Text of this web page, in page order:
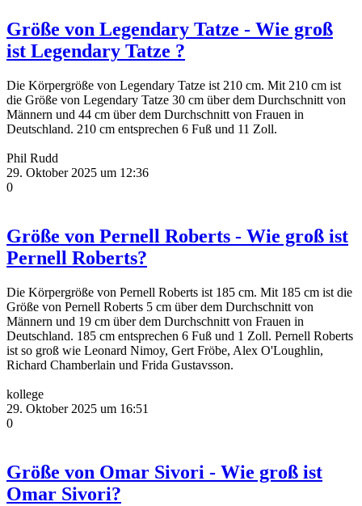
Größe von Legendary Tatze - Wie groß
ist Legendary Tatze ?
Die Körpergröße von Legendary Tatze ist 210 cm. Mit 210 cm ist
die Größe von Legendary Tatze 30 cm über dem Durchschnitt von
Männern und 44 cm über dem Durchschnitt von Frauen in
Deutschland. 210 cm entsprechen 6 Fuß und 11 Zoll.
Phil Rudd
29. Oktober 2025 um 12:36
0
Größe von Pernell Roberts - Wie groß ist
Pernell Roberts?
Die Körpergröße von Pernell Roberts ist 185 cm. Mit 185 cm ist die
Größe von Pernell Roberts 5 cm über dem Durchschnitt von
Männern und 19 cm über dem Durchschnitt von Frauen in
Deutschland. 185 cm entsprechen 6 Fuß und 1 Zoll. Pernell Roberts
ist so groß wie Leonard Nimoy, Gert Fröbe, Alex O'Loughlin,
Richard Chamberlain und Frida Gustavsson.
kollege
29. Oktober 2025 um 16:51
0
Größe von Omar Sivori - Wie groß ist
Omar Sivori?